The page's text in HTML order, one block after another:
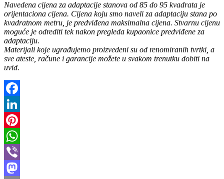
Navedena cijena za adaptacije stanova od 85 do 95 kvadrata je
orijentaciona cijena. Cijena koju smo naveli za adaptaciju stana po
kvadratnom metru, je predviđena maksimalna cijena. Stvarnu cijenu
moguće je odrediti tek nakon pregleda kupaonice predviđene za
adaptaciju.
Materijali koje ugrađujemo proizvedeni su od renomiranih tvrtki, a
sve ateste, račune i garancije možete u svakom trenutku dobiti na
uvid.
Facebook
LinkedIn
Pinterest
WhatsApp
Viber